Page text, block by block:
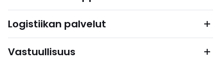
Logistiikan palvelut
Vastuullisuus